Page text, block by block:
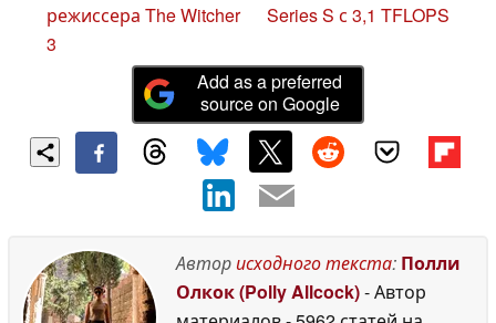
режиссера The Witcher
3
Series S с 3,1 TFLOPS
Add as a preferred
source on Google
Авторисходного текста: Полли
Олкок (Polly Allcock)- Автор